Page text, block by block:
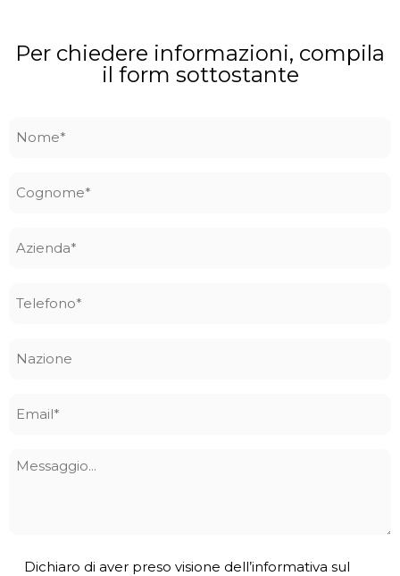
Per chiedere informazioni, compila
il form sottostante
Messaggio
Privacy
Dichiaro di aver preso visione dell’informativa sul